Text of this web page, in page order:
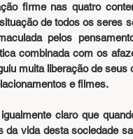
firme nas quatro
de todos os seres
pelos
combinada com os
muita liberação de
e filmes.
claro que
vida desta sociedade